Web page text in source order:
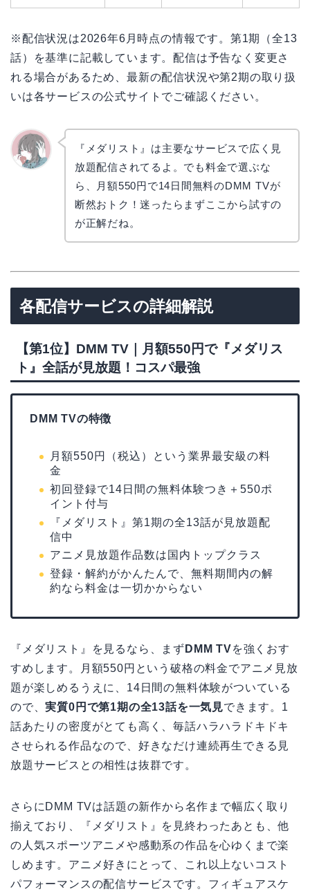
※配信状況は2026年6月時点の情報です。第1期（全13
話）を基準に記載しています。配信は予告なく変更さ
れる場合があるため、最新の配信状況や第2期の取り扱
いは各サービスの公式サイトでご確認ください。
『メダリスト』は主要なサービスで広く見
放題配信されてるよ。でも料金で選ぶな
ら、月額550円で14日間無料のDMM TVが
断然おトク！迷ったらまずここから試すの
が正解だね。
各配信サービスの詳細解説
【第1位】DMM TV｜月額550円で『メダリス
ト』全話が見放題！コスパ最強
DMM TVの特徴
月額550円（税込）という業界最安級の料
金
初回登録で14日間の無料体験つき＋550ポ
イント付与
『メダリスト』第1期の全13話が見放題配
信中
アニメ見放題作品数は国内トップクラス
登録・解約がかんたんで、無料期間内の解
約なら料金は一切かからない
『メダリスト』を見るなら、まず DMM TVを強くおす
すめします。月額550円という破格の料金でアニメ見放
題が楽しめるうえに、14日間の無料体験がついている
ので、実質0円で第1期の全13話を一気見できます。1
話あたりの密度がとても高く、毎話ハラハラドキドキ
させられる作品なので、好きなだけ連続再生できる見
放題サービスとの相性は抜群です。
さらにDMM TVは話題の新作から名作まで幅広く取り
揃えており、『メダリスト』を見終わったあとも、他
の人気スポーツアニメや感動系の作品を心ゆくまで楽
しめます。アニメ好きにとって、これ以上ないコスト
パフォーマンスの配信サービスです。フィギュアスケ